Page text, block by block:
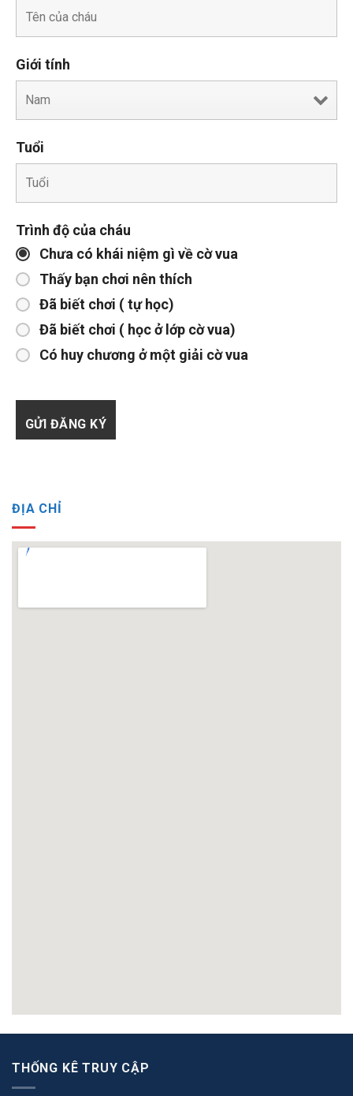
Giới tính
Tuổi
Trình độ của cháu
Chưa có khái niệm gì về cờ vua
Thấy bạn chơi nên thích
Đã biết chơi ( tự học)
Đã biết chơi ( học ở lớp cờ vua)
Có huy chương ở một giải cờ vua
ĐỊA CHỈ
THỐNG KÊ TRUY CẬP